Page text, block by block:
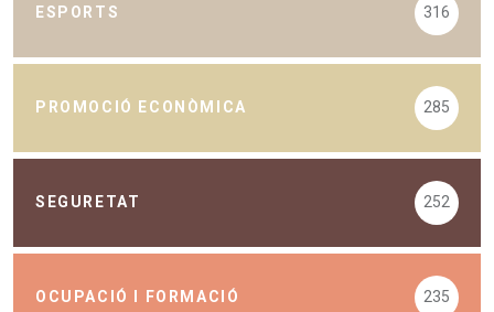
ESPORTS 316
PROMOCIÓ ECONÒMICA 285
SEGURETAT 252
OCUPACIÓ I FORMACIÓ 235